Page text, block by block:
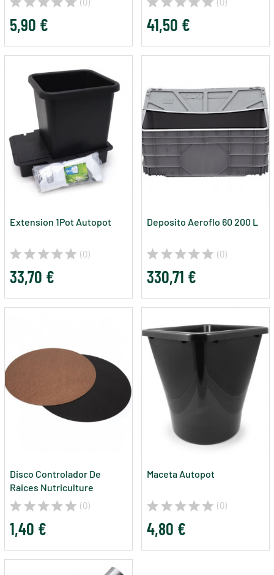
5,90 € 41,50 €
Extension 1Pot Autopot
(0)
33,70 €
Deposito Aeroflo 60 200 L
(0)
330,71 €
Disco Controlador De
Raices Nutriculture
(0)
1,40 €
Maceta Autopot
(0)
4,80 €